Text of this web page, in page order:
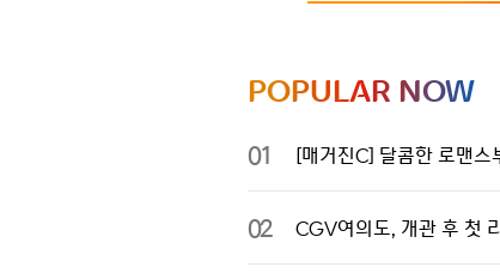
POPULAR NOW
01 [매거진C] 달콤한 로맨
02 CGV여의도, 개관 후 첫